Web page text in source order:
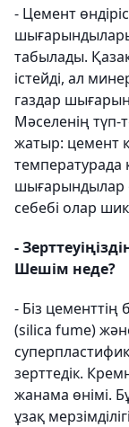
- Цемент
табылады.
істейді, ал
газдар
Мәселенің түп-
жатыр: цемент
температурада
шығарындылар
себебі олар
-
Шешім неде?
- Біз цементтің
(silica fume)
зерттедік.
жанама өнімі.
ұзақ